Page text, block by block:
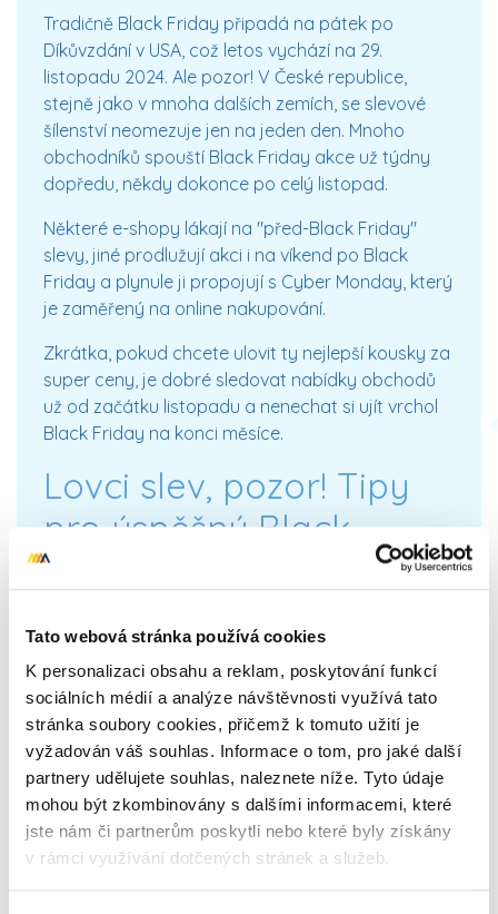
Tato webová stránka používá cookies
K personalizaci obsahu a reklam, poskytování funkcí
sociálních médií a analýze návštěvnosti využívá tato
stránka soubory cookies, přičemž k tomuto užití je
vyžadován váš souhlas. Informace o tom, pro jaké další
partnery udělujete souhlas, naleznete níže. Tyto údaje
mohou být zkombinovány s dalšími informacemi, které
jste nám či partnerům poskytli nebo které byly získány
v rámci využívání dotčených stránek a služeb.
Tradičně Black Friday připadá na pátek po
Díkůvzdání v USA, což letos vychází na 29.
listopadu 2024. Ale pozor! V České republice,
stejně jako v mnoha dalších zemích, se slevové
šílenství neomezuje jen na jeden den. Mnoho
obchodníků spouští Black Friday akce už týdny
dopředu, někdy dokonce po celý listopad.
Některé e-shopy lákají na "před-Black Friday"
slevy, jiné prodlužují akci i na víkend po Black
Friday a plynule ji propojují s Cyber Monday, který
je zaměřený na online nakupování.
Zkrátka, pokud chcete ulovit ty nejlepší kousky za
super ceny, je dobré sledovat nabídky obchodů
už od začátku listopadu a nenechat si ujít vrchol
Black Friday na konci měsíce.
Lovci slev, pozor! Tipy
pro úspěšný Black
Friday